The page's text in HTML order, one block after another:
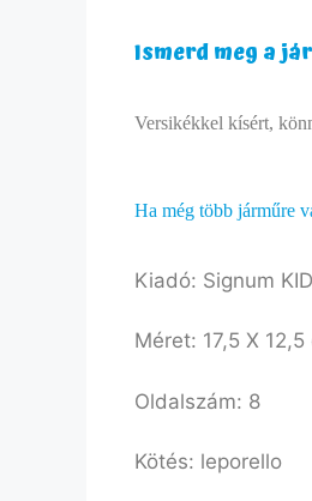
Ismerd meg a
Versikékkel kísért,
Ha még több járműre
Kiadó: Signum
Méret: 17,5 X 12,5
Oldalszám: 8
Kötés: leporello